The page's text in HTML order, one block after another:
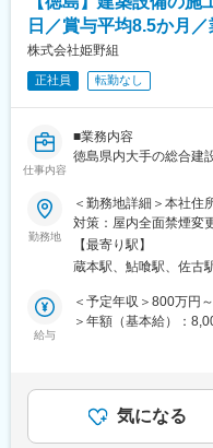
義、貢献を感じること
また、2023年12月稼働
れまでの経験を活かし
企画立案・実行も可能
もちろん、既に稼働し
ことで、当社がこれま
けるノウハウや技術力
■当社の魅力：
特化した独立系の企業
に太陽光、バイオマス
電源開発をマルチに行
・国の2050年脱炭素社
な成長率で成長すると
・ベトナムやフィリピ
日／賞与平均8.5か月
株式会社姫野組
正社員 転勤なし
仕事内容
■業務内容
徳島県内大手の総合建
ムで統括業務を行って
【具体的には】
・設備に関する施工管理
・技術的コンサルティ
・施工管理業務全体の
■同社の特徴
人々の暮らしを支える
の民事再生などの苦難
地域を代表するゼネコ
勤務地
＜勤務地詳細＞本社住
対策：屋内全面禁煙変
【最寄り駅】
蔵本駅、鮎喰駅、佐古
給与
＜予定年収＞800万円
＞年額（基本給）：
年1回（9月）賃金は
上下する可能性があり
す。
気になる